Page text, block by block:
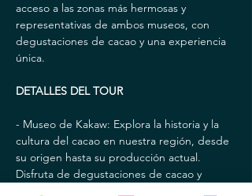
acceso a las zonas más hermosas y
representativas de ambos museos, con
degustaciones de cacao y una experiencia
única.
DETALLES DEL TOUR
- Museo de Kakaw: Explora la historia y la
cultura del cacao en nuestra región, desde
su origen hasta su producción actual.
Disfruta de degustaciones de cacao y